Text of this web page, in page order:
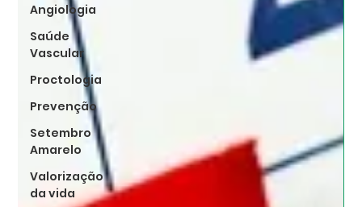
Angiologia
Saúde
Vascular
Proctologia
Prevenção
Setembro
Amarelo
Valorização
da vida